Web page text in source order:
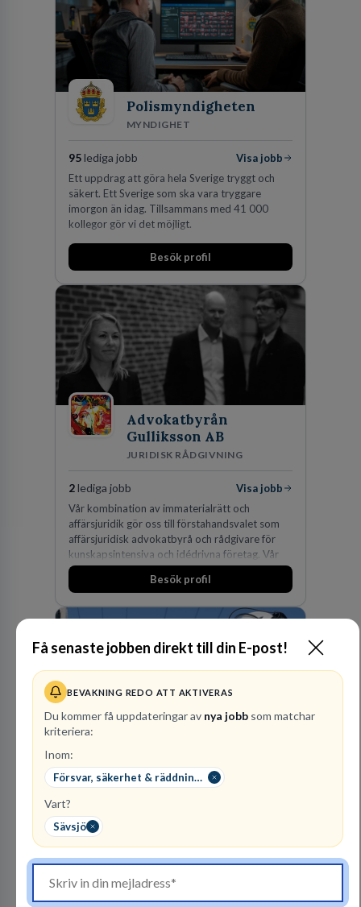
Få senaste jobben direkt till din E-post!
BEVAKNING REDO ATT AKTIVERAS
Du kommer få uppdateringar av nya jobb som matchar
kriteriera:
Inom:
Försvar, säkerhet & räddningstjänst
Vart?
Sävsjö
Polismyndigheten
MYNDIGHET
95lediga jobb
Visa jobb
Ett uppdrag att göra hela Sverige tryggt och
säkert. Ett Sverige som ska vara tryggare
imorgon än idag. Tillsammans med 41 000
kollegor gör vi det möjligt.
Besök profil
Advokatbyrån
Gulliksson AB
JURIDISK RÅDGIVNING
2lediga jobb
Visa jobb
Vår kombination av immaterialrätt och
affärsjuridik gör oss till förstahandsvalet som
affärsjuridisk advokatbyrå och rådgivare för
kunskapsintensiva och idédrivna företag. Vår
expertis inom IP-tillgångar har gett oss en
marknadsledande position. Våra klienter väljer
skydda, utveckla och kommersialisera
Besök profil
ENERGI
305
Hos oss på Vattenfall får du möjlighet att ta
stegen som driver dig och utvecklingen framåt.
En av våra främsta utmaningar är att hitta nya,
effektiva och förnybara energikällor för
en hållbar framtid. För att lyckas behöver vi bli
fler medarbetare som vill göra skillnad.
Besök profil